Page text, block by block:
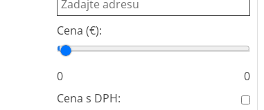
Cena (€):
Cena od
Cena do
0
0
Cena s DPH: